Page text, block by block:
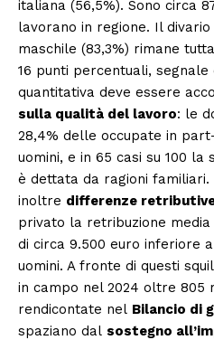
Condividi
italiana (56,5%). Sono circa
lavorano in regione. Il divario
maschile (83,3%) rimane
16 punti percentuali,
quantitativa deve essere
sulla qualità del lavoro: le
28,4% delle occupate in
uomini, e in 65 casi su 100
è dettata da ragioni familiari.
inoltre differenze
privato la retribuzione
di circa 9.500 euro inferiore
uomini. A fronte di questi
in campo nel 2024 oltre 805
rendicontate nel Bilancio di
spaziano dal sostegno